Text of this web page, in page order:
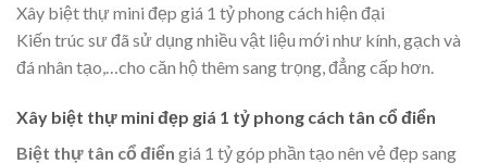
Xây biệt thự mini đẹp giá 1 tỷ phong cách hiện đại
Kiến trúc sư đã sử dụng nhiều vật liệu mới như kính, gạch và
đá nhân tạo,…cho căn hộ thêm sang trọng, đẳng cấp hơn.
Xây biệt thự mini đẹp giá 1 tỷ phong cách tân cổ điển
Biệt thự tân cổ điển giá 1 tỷ góp phần tạo nên vẻ đẹp sang